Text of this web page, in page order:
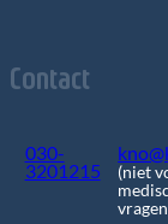
Contact
030-
3201215
(niet